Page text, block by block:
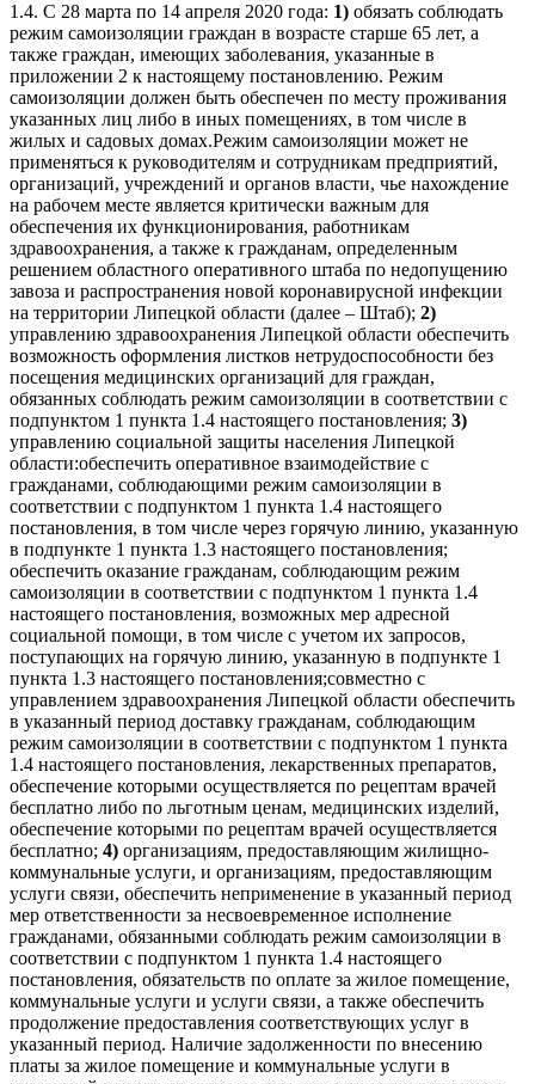
1.4. С 28 марта по 14 апреля 2020 года: 1) обязать соблюдать
режим самоизоляции граждан в возрасте старше 65 лет, а
также граждан, имеющих заболевания, указанные в
приложении 2 к настоящему постановлению. Режим
самоизоляции должен быть обеспечен по месту проживания
указанных лиц либо в иных помещениях, в том числе в
жилых и садовых домах.Режим самоизоляции может не
применяться к руководителям и сотрудникам предприятий,
организаций, учреждений и органов власти, чье нахождение
на рабочем месте является критически важным для
обеспечения их функционирования, работникам
здравоохранения, а также к гражданам, определенным
решением областного оперативного штаба по недопущению
завоза и распространения новой коронавирусной инфекции
на территории Липецкой области (далее – Штаб); 2)
управлению здравоохранения Липецкой области обеспечить
возможность оформления листков нетрудоспособности без
посещения медицинских организаций для граждан,
обязанных соблюдать режим самоизоляции в соответствии с
подпунктом 1 пункта 1.4 настоящего постановления; 3)
управлению социальной защиты населения Липецкой
области:обеспечить оперативное взаимодействие с
гражданами, соблюдающими режим самоизоляции в
соответствии с подпунктом 1 пункта 1.4 настоящего
постановления, в том числе через горячую линию, указанную
в подпункте 1 пункта 1.3 настоящего постановления;
обеспечить оказание гражданам, соблюдающим режим
самоизоляции в соответствии с подпунктом 1 пункта 1.4
настоящего постановления, возможных мер адресной
социальной помощи, в том числе с учетом их запросов,
поступающих на горячую линию, указанную в подпункте 1
пункта 1.3 настоящего постановления;совместно с
управлением здравоохранения Липецкой области обеспечить
в указанный период доставку гражданам, соблюдающим
режим самоизоляции в соответствии с подпунктом 1 пункта
1.4 настоящего постановления, лекарственных препаратов,
обеспечение которыми осуществляется по рецептам врачей
бесплатно либо по льготным ценам, медицинских изделий,
обеспечение которыми по рецептам врачей осуществляется
бесплатно; 4) организациям, предоставляющим жилищно-
коммунальные услуги, и организациям, предоставляющим
услуги связи, обеспечить неприменение в указанный период
мер ответственности за несвоевременное исполнение
гражданами, обязанными соблюдать режим самоизоляции в
соответствии с подпунктом 1 пункта 1.4 настоящего
постановления, обязательств по оплате за жилое помещение,
коммунальные услуги и услуги связи, а также обеспечить
продолжение предоставления соответствующих услуг в
указанный период. Наличие задолженности по внесению
платы за жилое помещение и коммунальные услуги в